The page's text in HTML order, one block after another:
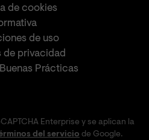
de cookies
de uso
de privacidad
Prácticas
Enterprise y se aplican la
del servicio de Google.